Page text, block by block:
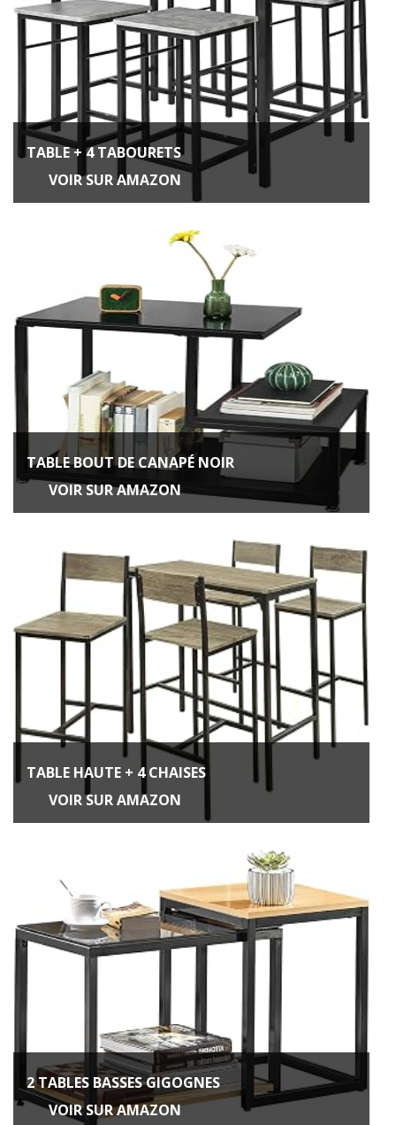
TABLE + 4 TABOURETS
VOIR SUR AMAZON
TABLE BOUT DE CANAPÉ NOIR
VOIR SUR AMAZON
TABLE HAUTE + 4 CHAISES
VOIR SUR AMAZON
2 TABLES BASSES GIGOGNES
VOIR SUR AMAZON